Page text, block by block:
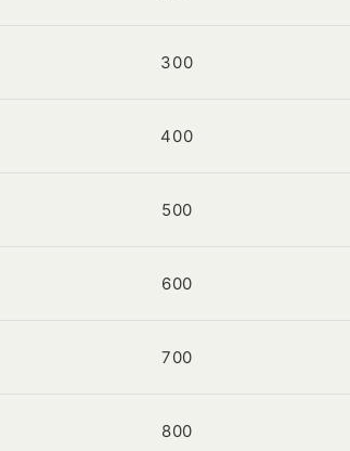
300
400
500
600
700
800